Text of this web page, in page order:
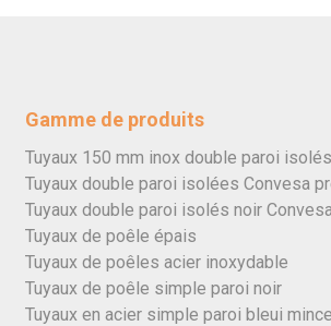
Gamme de produits
Tuyaux 150 mm inox double paroi
Tuyaux double paroi isolées Convesa
Tuyaux double paroi isolés noir
Tuyaux de poêle épais
Tuyaux de poêles acier inoxydable
Tuyaux de poêle simple paroi noir
Tuyaux en acier simple paroi bleui mince